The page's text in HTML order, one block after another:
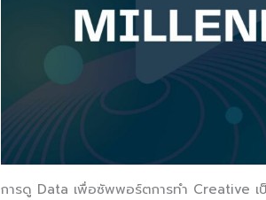
การดู Data เพื่อซัพพอร์ตการทำ Creative เ